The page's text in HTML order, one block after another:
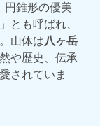
円錐形の優美
」とも呼ばれ、
山体は八ヶ岳
や歴史、伝承
されていま